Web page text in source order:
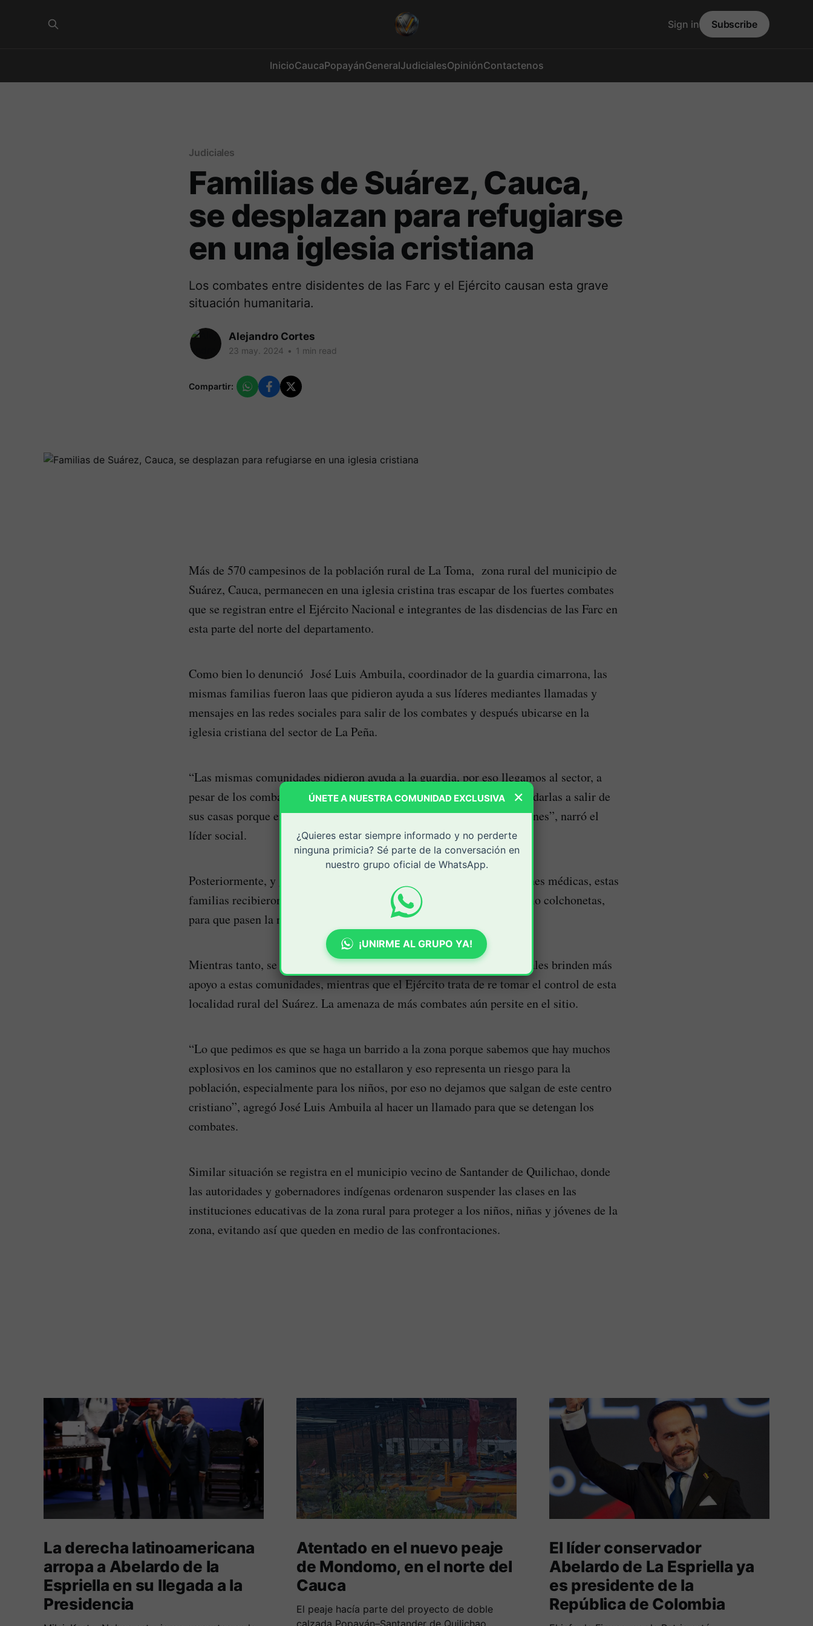
InicioCaucaPopayánGeneralJudicialesOpiniónContactenos
Sign in Subscribe
Judiciales
Familias de Suárez, Cauca,
se desplazan para refugiarse
en una iglesia cristiana
Los combates entre disidentes de las Farc y el Ejército causan esta grave
situación humanitaria.
Alejandro Cortes
23 may. 2024 • 1 min read
Compartir:
Más de 570 campesinos de la población rural de La Toma, zona rural del municipio de
Suárez, Cauca, permanecen en una iglesia cristina tras escapar de los fuertes combates
que se registran entre el Ejército Nacional e integrantes de las disdencias de las Farc en
esta parte del norte del departamento.
Como bien lo denunció José Luis Ambuila, coordinador de la guardia cimarrona, las
mismas familias fueron laas que pidieron ayuda a sus líderes mediantes llamadas y
mensajes en las redes sociales para salir de los combates y después ubicarse en la
iglesia cristiana del sector de La Peña.
“Las mismas comunidades pidieron ayuda a la guardia, por eso llegamos al sector, a
pesar de los combates para atenderlo, tranquilizarlas para después ayudarlas a salir de
sus casas porque eran muy fuertes los ametrallamientos y las explosiones”, narró el
líder social.
Posteriormente, y gracias al apoyo de entidades humanitarias y misiones médicas, estas
familias recibieron comida, elementos de aseo y otros elementos, como colchonetas,
para que pasen la noche en este centro religioso.
Mientras tanto, se espera que otras entidades y las autoridades regionales brinden más
apoyo a estas comunidades, mientras que el Ejército trata de re tomar el control de esta
localidad rural del Suárez. La amenaza de más combates aún persite en el sitio.
“Lo que pedimos es que se haga un barrido a la zona porque sabemos que hay muchos
explosivos en los caminos que no estallaron y eso representa un riesgo para la
población, especialmente para los niños, por eso no dejamos que salgan de este centro
cristiano”, agregó José Luis Ambuila al hacer un llamado para que se detengan los
combates.
Similar situación se registra en el municipio vecino de Santander de Quilichao, donde
las autoridades y gobernadores indígenas ordenaron suspender las clases en las
instituciones educativas de la zona rural para proteger a los niños, niñas y jóvenes de la
zona, evitando así que queden en medio de las confrontaciones.
La derecha latinoamericana
arropa a Abelardo de la
Espriella en su llegada a la
Presidencia
Atentado en el nuevo peaje
de Mondomo, en el norte del
Cauca
El peaje hacía parte del proyecto de doble
El líder conservador
Abelardo de La Espriella ya
es presidente de la
República de Colombia
×
ÚNETE A NUESTRA COMUNIDAD EXCLUSIVA
¿Quieres estar siempre informado y no perderte
ninguna primicia? Sé parte de la conversación en
nuestro grupo oficial de WhatsApp.
¡UNIRME AL GRUPO YA!